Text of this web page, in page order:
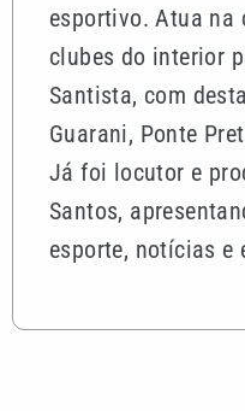
esportivo. Atua na
clubes do interior
Santista, com
Guarani, Ponte
Já foi locutor e
Santos,
esporte, notícias e